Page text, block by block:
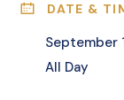
DATE &
September
All Day